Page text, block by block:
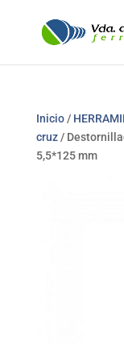
Inicio/
cruz/
5,5*125 mm